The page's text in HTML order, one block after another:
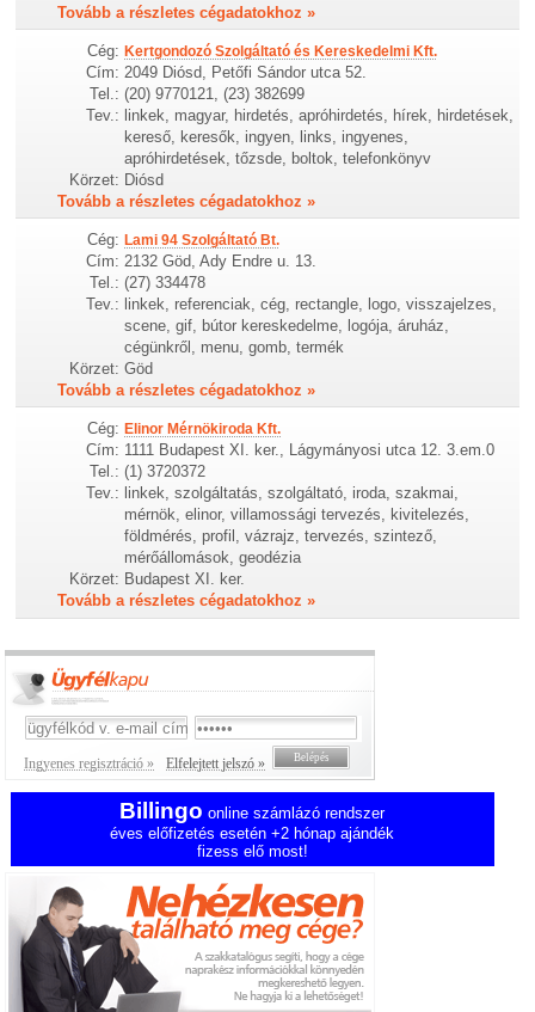
Tovább a részletes cégadatokhoz »
Cég: Kertgondozó Szolgáltató és Kereskedelmi Kft.
Cím: 2049 Diósd, Petőfi Sándor utca 52.
Tel.: (20) 9770121, (23) 382699
Tev.: linkek, magyar, hirdetés, apróhirdetés, hírek, hirdetések,
kereső, keresők, ingyen, links, ingyenes,
apróhirdetések, tőzsde, boltok, telefonkönyv
Körzet: Diósd
Tovább a részletes cégadatokhoz »
Cég: Lami 94 Szolgáltató Bt.
Cím: 2132 Göd, Ady Endre u. 13.
Tel.: (27) 334478
Tev.: linkek, referenciak, cég, rectangle, logo, visszajelzes,
scene, gif, bútor kereskedelme, logója, áruház,
cégünkről, menu, gomb, termék
Körzet: Göd
Tovább a részletes cégadatokhoz »
Cég: Elinor Mérnökiroda Kft.
Cím: 1111 Budapest XI. ker., Lágymányosi utca 12. 3.em.0
Tel.: (1) 3720372
Tev.: linkek, szolgáltatás, szolgáltató, iroda, szakmai,
mérnök, elinor, villamossági tervezés, kivitelezés,
földmérés, profil, vázrajz, tervezés, szintező,
mérőállomások, geodézia
Körzet: Budapest XI. ker.
Tovább a részletes cégadatokhoz »
Ingyenes regisztráció » Elfelejtett jelszó »
Billingo online számlázó rendszer
éves előfizetés esetén +2 hónap ajándék
fizess elő most!